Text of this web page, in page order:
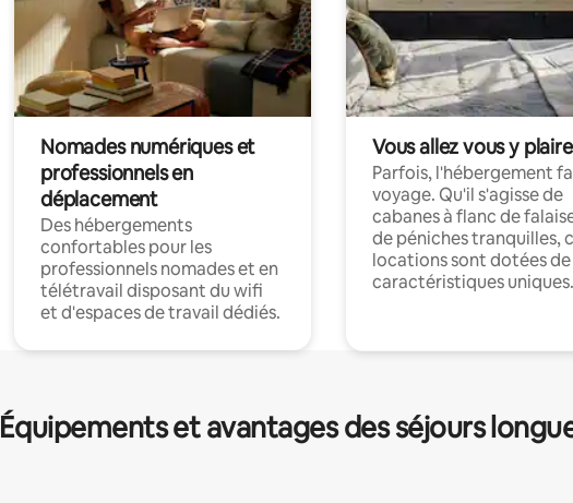
Nomades numériques et
professionnels en
déplacement
Des hébergements
confortables pour les
professionnels nomades et en
télétravail disposant du wifi
et d'espaces de travail dédiés.
Vous allez vous y plaire
Parfois, l'hébergement
voyage. Qu'il s'agisse de
cabanes à flanc de
de péniches tranquilles,
locations sont dotées de
caractéristiques uniques.
Équipements et avantages des séjours